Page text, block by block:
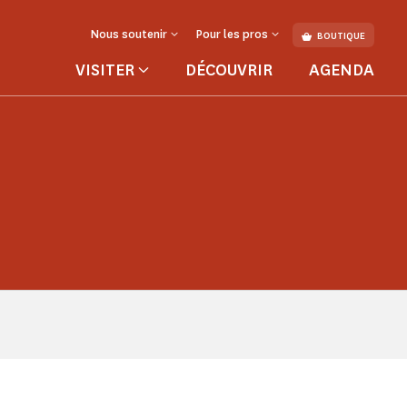
Nous soutenir Pour les pros BOUTIQUE
VISITER DÉCOUVRIR AGENDA